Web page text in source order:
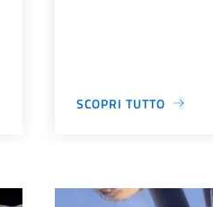
SCOPRI TUTTO